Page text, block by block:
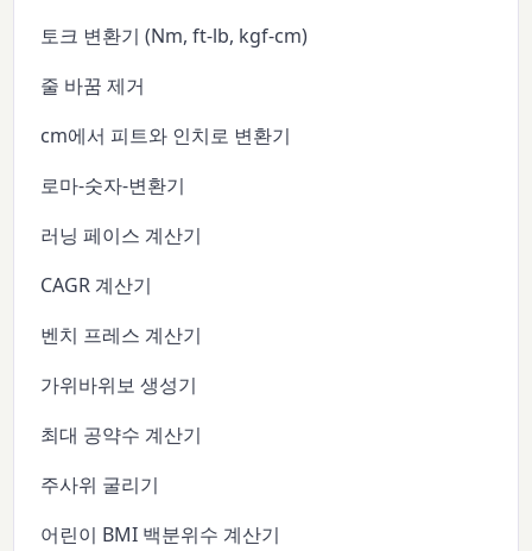
토크 변환기 (Nm, ft-lb, kgf-cm)
줄 바꿈 제거
cm에서 피트와 인치로 변환기
로마-숫자-변환기
러닝 페이스 계산기
CAGR 계산기
벤치 프레스 계산기
가위바위보 생성기
최대 공약수 계산기
주사위 굴리기
어린이 BMI 백분위수 계산기